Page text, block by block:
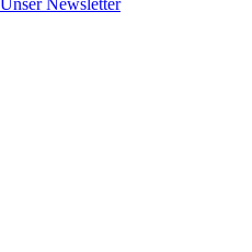
Unser Newsletter